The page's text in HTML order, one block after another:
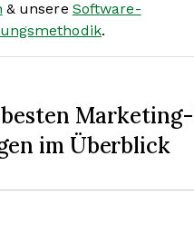
& unsere Software-
.
besten
im Überblick